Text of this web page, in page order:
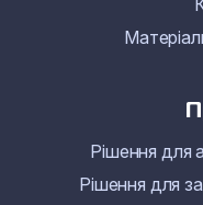
Рішення для
Рішення для